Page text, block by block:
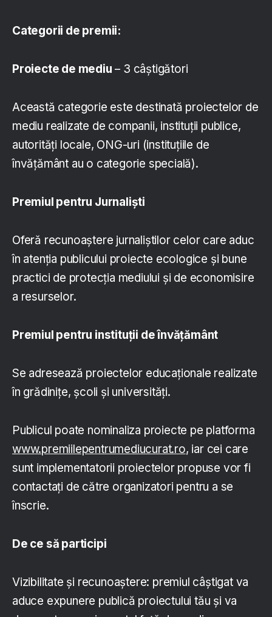
Categorii de premii:
Proiecte de mediu – 3 câștigători
Această categorie este destinată proiectelor de
mediu realizate de companii, instituții publice,
autorități locale, ONG-uri (instituțiile de
învățământ au o categorie specială).
Premiul pentru Jurnaliști
Oferă recunoaștere jurnaliștilor celor care aduc
în atenția publicului proiecte ecologice și bune
practici de protecția mediului și de economisire
a resurselor.
Premiul pentru instituții de învățământ
Se adresează proiectelor educaționale realizate
în grădinițe, școli și universități.
Publicul poate nominaliza proiecte pe platforma
www.premiilepentrumediucurat.ro, iar cei care
sunt implementatorii proiectelor propuse vor fi
contactați de către organizatori pentru a se
înscrie.
De ce să participi
Vizibilitate și recunoaștere: premiul câștigat va
aduce expunere publică proiectului tău și va